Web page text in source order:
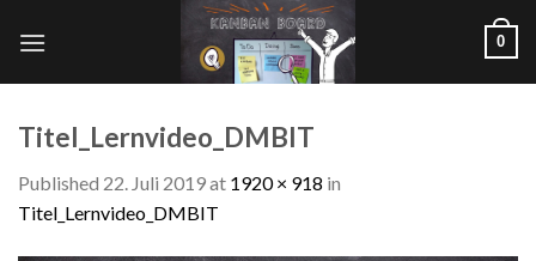
0
Titel_Lernvideo_DMBIT
Published 22. Juli 2019at 1920 × 918 in
Titel_Lernvideo_DMBIT